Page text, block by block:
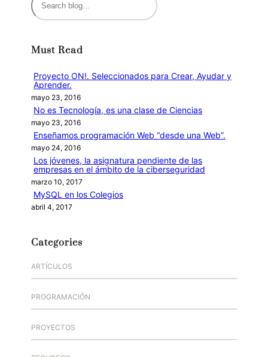
u
a
Must Read
Proyecto ON!. Seleccionados para Crear, Ayudar y
Aprender.
mayo 23, 2016
No es Tecnología, es una clase de Ciencias
mayo 23, 2016
Enseñamos programación Web “desde una Web”.
mayo 24, 2016
Los jóvenes, la asignatura pendiente de las
empresas en el ámbito de la ciberseguridad
marzo 10, 2017
MySQL en los Colegios
abril 4, 2017
Categories
ARTÍCULOS
PROGRAMACIÓN
PROYECTOS